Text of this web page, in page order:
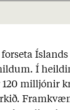
Íslands
Í
milljónir